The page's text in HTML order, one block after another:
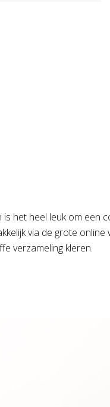
het heel leuk om een
via de grote online
verzameling kleren.